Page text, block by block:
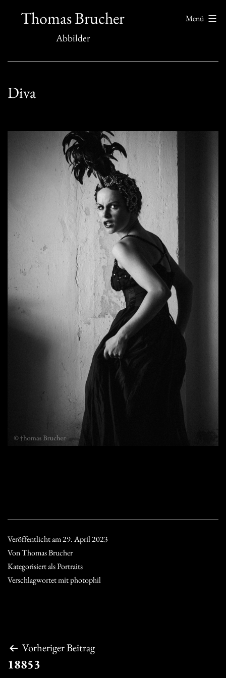
InhaltThomas Brucher
Abbilder
Menü
Diva
Veröffentlicht am29. April 2023
VonThomas Brucher
Kategorisiert alsPortraits
Verschlagwortet mitphotophil
Beitragsnavigation
Vorheriger Beitrag
18853